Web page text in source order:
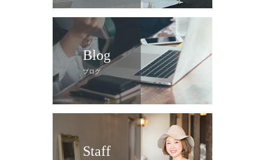
Blog
ブログ
Staff